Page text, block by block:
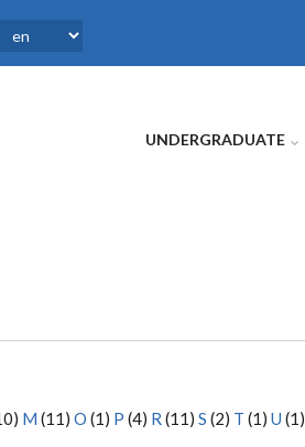
UNDERGRADUATE
M (11) O (1) P (4) R (11) S (2) T (1) U (1)